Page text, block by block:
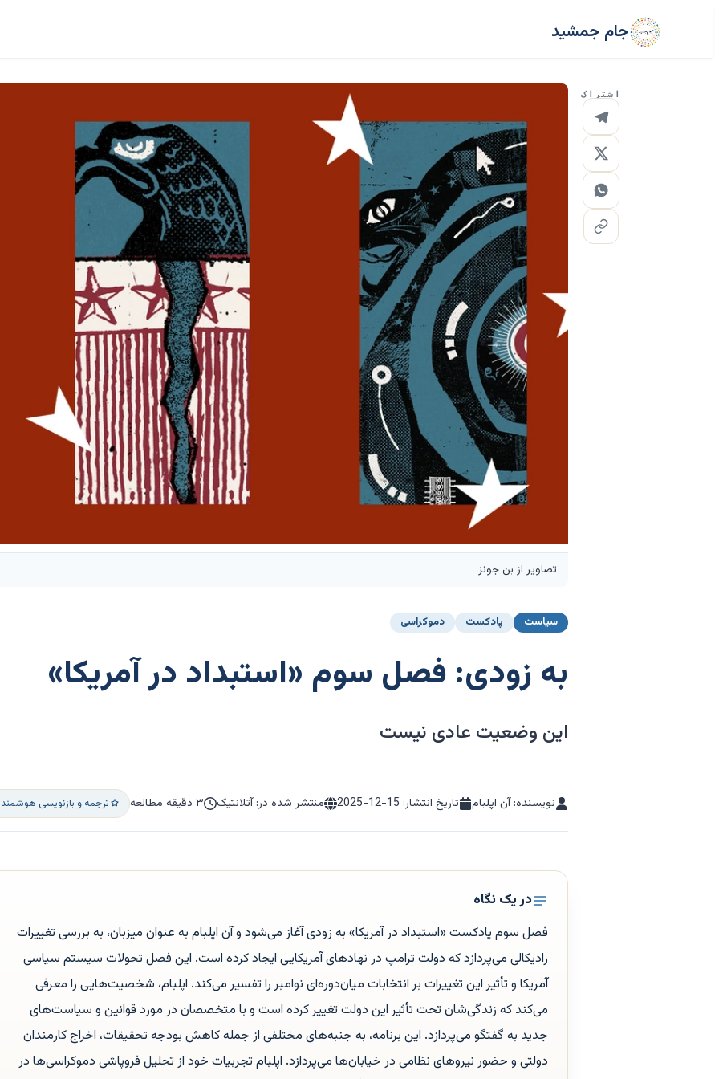
جام جمشید
اشتراک
تصاویر از بن جونز
سیاست پادکست دموکراسی
به زودی: فصل سوم «استبداد در آمریکا»
این وضعیت عادی نیست
نویسنده: آن اپلبام تاریخ انتشار: 2025-12-15 منتشر شده در: آتلانتیک ۳ دقیقه مطالعه ترجمه و بازنویسی هوشمند
در یک نگاه
فصل سوم پادکست «استبداد در آمریکا» به زودی آغاز می‌شود و آن اپلبام به عنوان میزبان، به بررسی تغییرات
رادیکالی می‌پردازد که دولت ترامپ در نهادهای آمریکایی ایجاد کرده است. این فصل تحولات سیستم سیاسی
آمریکا و تأثیر این تغییرات بر انتخابات میان‌دوره‌ای نوامبر را تفسیر می‌کند. اپلبام، شخصیت‌هایی را معرفی
می‌کند که زندگی‌شان تحت تأثیر این دولت تغییر کرده است و با متخصصان در مورد قوانین و سیاست‌های
جدید به گفتگو می‌پردازد. این برنامه، به جنبه‌های مختلفی از جمله کاهش بودجه تحقیقات، اخراج کارمندان
دولتی و حضور نیروهای نظامی در خیابان‌ها می‌پردازد. اپلبام تجربیات خود از تحلیل فروپاشی دموکراسی‌ها در